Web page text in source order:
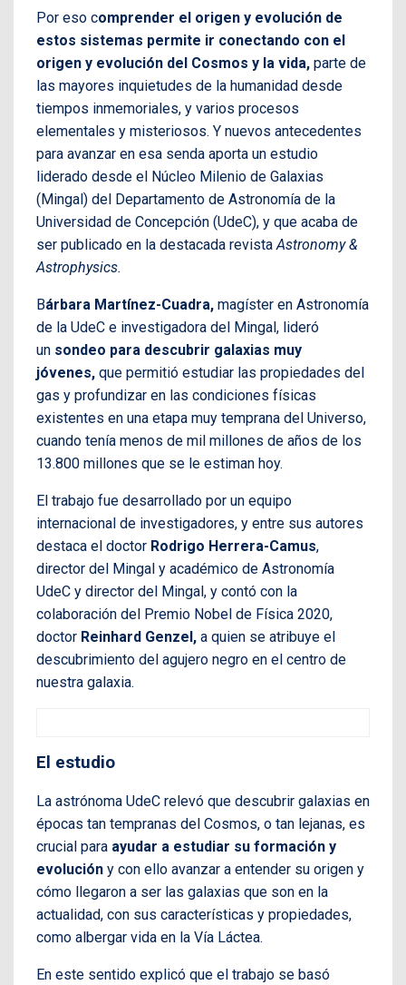
Por eso comprender el origen y evolución de
estos sistemas permite ir conectando con el
origen y evolución del Cosmos y la vida, parte de
las mayores inquietudes de la humanidad desde
tiempos inmemoriales, y varios procesos
elementales y misteriosos. Y nuevos antecedentes
para avanzar en esa senda aporta un estudio
liderado desde el Núcleo Milenio de Galaxias
(Mingal) del Departamento de Astronomía de la
Universidad de Concepción (UdeC), y que acaba de
ser publicado en la destacada revista Astronomy &
Astrophysics.
Bárbara Martínez-Cuadra, magíster en Astronomía
de la UdeC e investigadora del Mingal, lideró
un sondeo para descubrir galaxias muy
jóvenes, que permitió estudiar las propiedades del
gas y profundizar en las condiciones físicas
existentes en una etapa muy temprana del Universo,
cuando tenía menos de mil millones de años de los
13.800 millones que se le estiman hoy.
El trabajo fue desarrollado por un equipo
internacional de investigadores, y entre sus autores
destaca el doctor Rodrigo Herrera-Camus,
director del Mingal y académico de Astronomía
UdeC y director del Mingal, y contó con la
colaboración del Premio Nobel de Física 2020,
doctor Reinhard Genzel, a quien se atribuye el
descubrimiento del agujero negro en el centro de
nuestra galaxia.
El estudio
La astrónoma UdeC relevó que descubrir galaxias en
épocas tan tempranas del Cosmos, o tan lejanas, es
crucial para ayudar a estudiar su formación y
evolución y con ello avanzar a entender su origen y
cómo llegaron a ser las galaxias que son en la
actualidad, con sus características y propiedades,
como albergar vida en la Vía Láctea.
En este sentido explicó que el trabajo se basó